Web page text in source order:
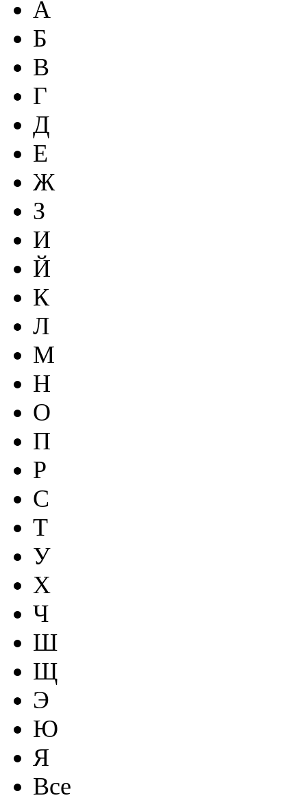
А
Б
В
Г
Д
Е
Ж
З
И
Й
К
Л
М
Н
О
П
Р
С
Т
У
Х
Ч
Ш
Щ
Э
Ю
Я
Все